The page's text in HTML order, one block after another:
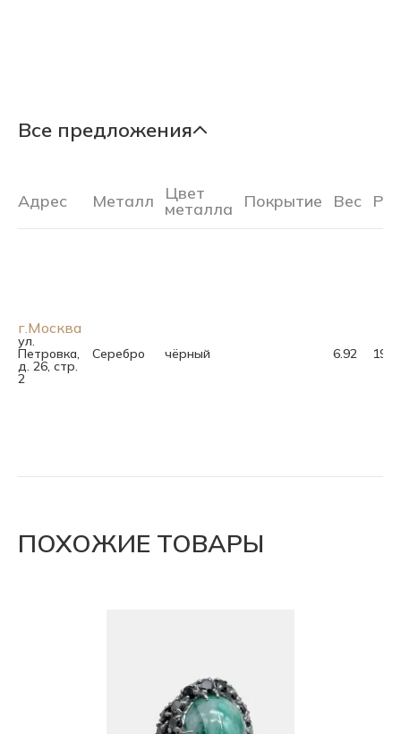
Все предложения
Адрес Металл Цвет
металла Покрытие Вес
г.Москва
ул.
Петровка,
д. 26, стр.
2
Серебро чёрный 6.92 19.5
ПОХОЖИЕ ТОВАРЫ